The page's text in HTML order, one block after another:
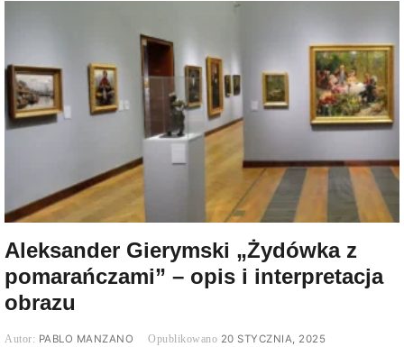
Aleksander Gierymski „Żydówka z
pomarańczami” – opis i interpretacja
obrazu
PABLO MANZANO
20 STYCZNIA, 2025